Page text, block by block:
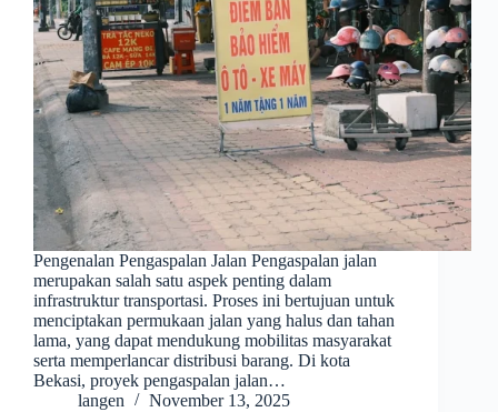
Pengenalan Pengaspalan Jalan Pengaspalan jalan
merupakan salah satu aspek penting dalam
infrastruktur transportasi. Proses ini bertujuan untuk
menciptakan permukaan jalan yang halus dan tahan
lama, yang dapat mendukung mobilitas masyarakat
serta memperlancar distribusi barang. Di kota
Bekasi, proyek pengaspalan jalan…
langen
November 13, 2025